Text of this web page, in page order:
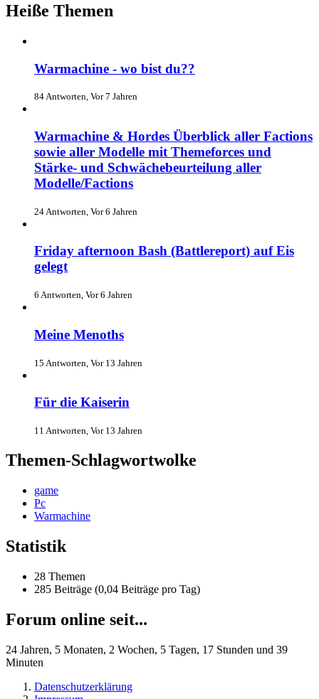
Heiße Themen
Warmachine - wo bist du??
84 Antworten, Vor 7 Jahren
Warmachine & Hordes Überblick aller Factions
sowie aller Modelle mit Themeforces und
Stärke- und Schwächebeurteilung aller
Modelle/Factions
24 Antworten, Vor 6 Jahren
Friday afternoon Bash (Battlereport) auf Eis
gelegt
6 Antworten, Vor 6 Jahren
Meine Menoths
15 Antworten, Vor 13 Jahren
Für die Kaiserin
11 Antworten, Vor 13 Jahren
Themen-Schlagwortwolke
game
Pc
Warmachine
Statistik
28 Themen
285 Beiträge (0,04 Beiträge pro Tag)
Forum online seit...
24 Jahren, 5 Monaten, 2 Wochen, 5 Tagen, 17 Stunden und 39
Minuten
Datenschutzerklärung